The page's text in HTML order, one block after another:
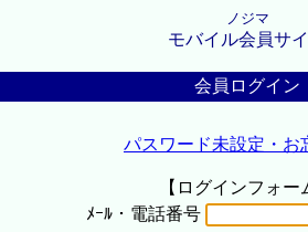
ノジマ
モバイル会員サ
会員ログイン
パスワード未設定・お
【ログインフォー
ﾒｰﾙ・電話番号